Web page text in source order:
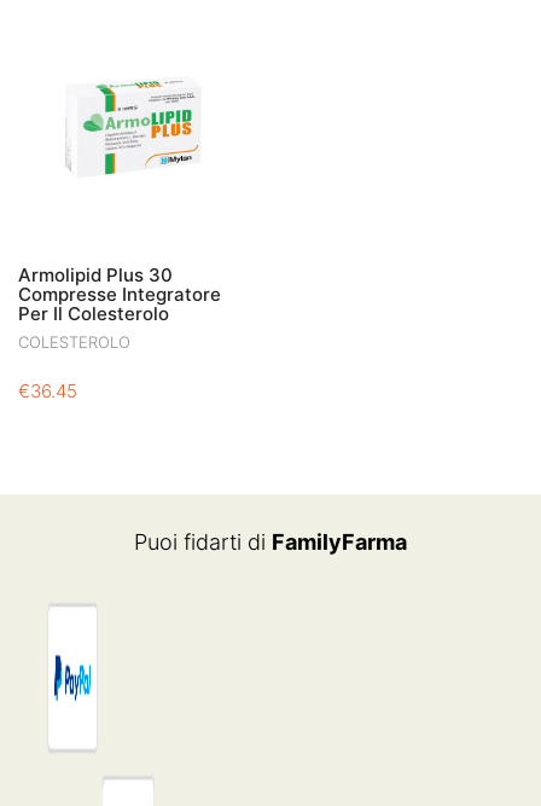
Armolipid Plus 30
Compresse Integratore
Per Il Colesterolo
COLESTEROLO
€36.45
Puoi fidarti di FamilyFarma